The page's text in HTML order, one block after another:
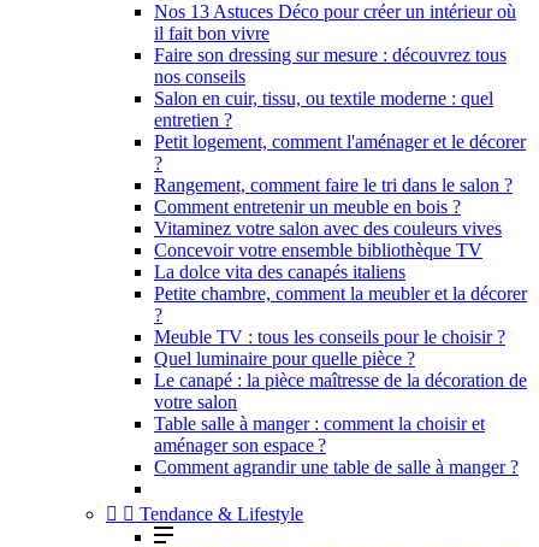
Nos 13 Astuces Déco pour créer un intérieur où
il fait bon vivre
Faire son dressing sur mesure : découvrez tous
nos conseils
Salon en cuir, tissu, ou textile moderne : quel
entretien ?
Petit logement, comment l'aménager et le décorer
?
Rangement, comment faire le tri dans le salon ?
Comment entretenir un meuble en bois ?
Vitaminez votre salon avec des couleurs vives
Concevoir votre ensemble bibliothèque TV
La dolce vita des canapés italiens
Petite chambre, comment la meubler et la décorer
?
Meuble TV : tous les conseils pour le choisir ?
Quel luminaire pour quelle pièce ?
Le canapé : la pièce maîtresse de la décoration de
votre salon
Table salle à manger : comment la choisir et
aménager son espace ?
Comment agrandir une table de salle à manger ?
  Tendance & Lifestyle